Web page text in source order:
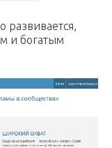
развивается,
и богатым